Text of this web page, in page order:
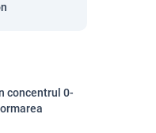
concentrul 0-